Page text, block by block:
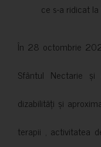
ce s-a ridicat
În 28 octombrie
Sfântul Nectarie
dizabilități și
terapii , activitatea